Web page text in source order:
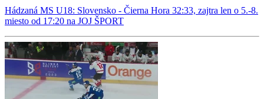
Hádzaná MS U18: Slovensko - Čierna Hora 32:33, zajtra len o 5.-8.
miesto od 17:20 na JOJ ŠPORT